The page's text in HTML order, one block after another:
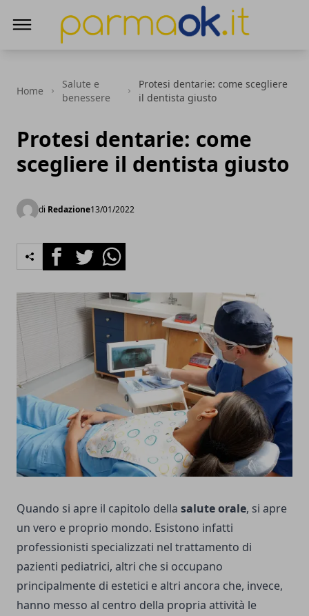
Home
Salute e
benessere
Protesi dentarie: come scegliere
il dentista giusto
Protesi dentarie: come
scegliere il dentista giusto
di Redazione13/01/2022
FacebookTwitterWhatsapp
Quando si apre il capitolo della salute orale, si apre
un vero e proprio mondo. Esistono infatti
professionisti specializzati nel trattamento di
pazienti pediatrici, altri che si occupano
principalmente di estetici e altri ancora che, invece,
hanno messo al centro della propria attività le